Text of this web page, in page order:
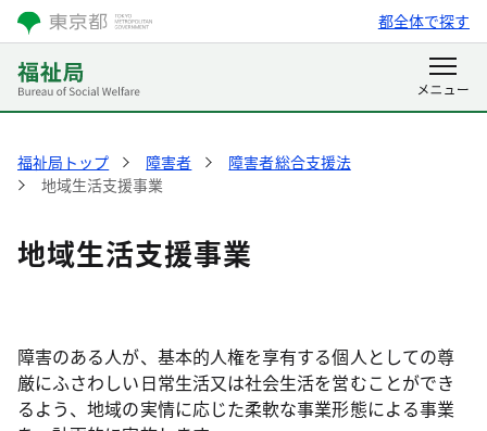
都全体で探す
福祉局トップ 障害者
障害者総合支援法
地域生活支援事業
地域生活支援事業
障害のある人が、基本的人権を享有する個人としての尊
厳にふさわしい日常生活又は社会生活を営むことができ
るよう、地域の実情に応じた柔軟な事業形態による事業